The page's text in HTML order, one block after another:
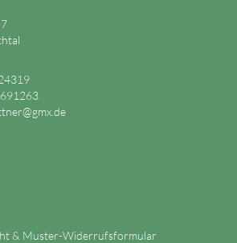
& Muster-Widerrufsformular